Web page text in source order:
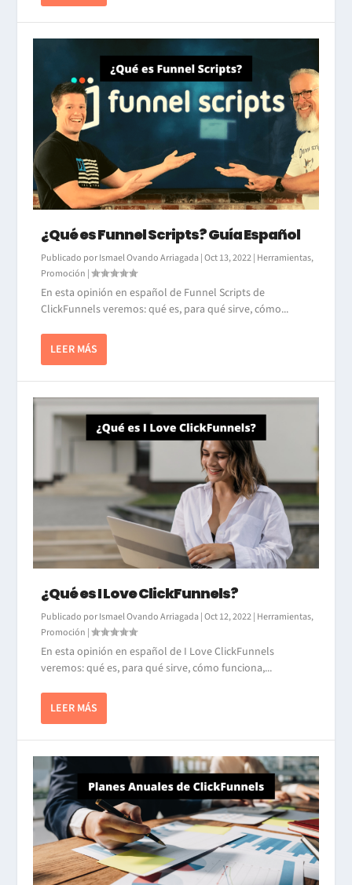
¿Qué es Funnel Scripts? Guía Español
Publicado porIsmael Ovando Arriagada|Oct 13, 2022| Herramientas,
Promoción |
En esta opinión en español de Funnel Scripts de
ClickFunnels veremos: qué es, para qué sirve, cómo...
LEER MÁS
¿Qué es I Love ClickFunnels?
Publicado porIsmael Ovando Arriagada|Oct 12, 2022| Herramientas,
Promoción |
En esta opinión en español de I Love ClickFunnels
veremos: qué es, para qué sirve, cómo funciona,...
LEER MÁS